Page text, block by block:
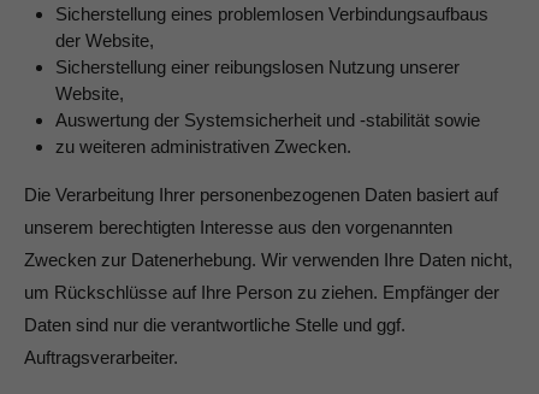
Sicherstellung eines problemlosen Verbindungsaufbaus
der Website,
Sicherstellung einer reibungslosen Nutzung unserer
Website,
Auswertung der Systemsicherheit und -stabilität sowie
zu weiteren administrativen Zwecken.
Die Verarbeitung Ihrer personenbezogenen Daten basiert auf
unserem berechtigten Interesse aus den vorgenannten
Zwecken zur Datenerhebung. Wir verwenden Ihre Daten nicht,
um Rückschlüsse auf Ihre Person zu ziehen. Empfänger der
Daten sind nur die verantwortliche Stelle und ggf.
Auftragsverarbeiter.